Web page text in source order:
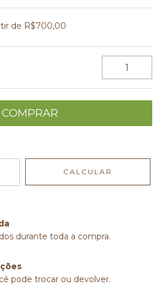
de R$700,00
CALCULAR
durante toda a compra.
pode trocar ou devolver.